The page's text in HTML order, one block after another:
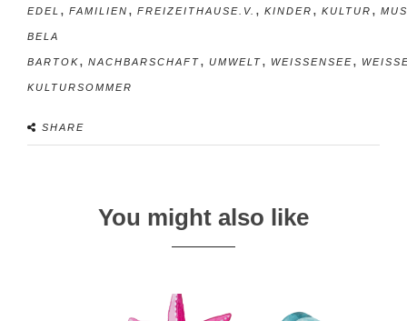
EDEL , FAMILIEN , FREIZEITHAUSE.V. , KINDER , KULTUR ,
BELA
BARTOK, NACHBARSCHAFT, UMWELT, WEISSENSEE ,
ULTURSOMMER
SHARE
You might also like